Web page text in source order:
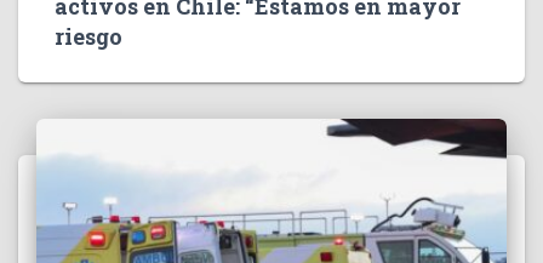
activos en Chile: “Estamos en mayor
riesgo